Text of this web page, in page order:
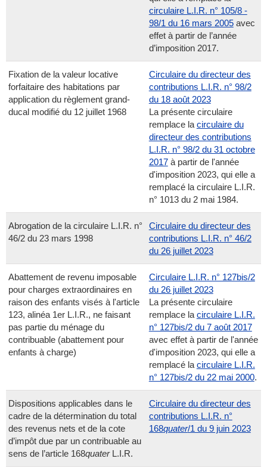
circulaire L.I.R. n° 105/8 -
98/1 du 16 mars 2005avec
effet à partir de l’année
d’imposition 2017.
Fixation de la valeur locative
forfaitaire des habitations par
application du règlement grand-
ducal modifié du 12 juillet 1968
Circulaire du directeur des
contributions L.I.R. n° 98/2
du 18 août 2023
La présente circulaire
remplace la circulaire du
directeur des contributions
L.I.R. n° 98/2 du 31 octobre
2017à partir de l'année
d'imposition 2023, qui elle a
remplacé la circulaire L.I.R.
n° 1013 du 2 mai 1984.
Abrogation de la circulaire L.I.R. n°
46/2 du 23 mars 1998
Circulaire du directeur des
contributions L.I.R. n° 46/2
du 26 juillet 2023
Abattement de revenu imposable
pour charges extraordinaires en
raison des enfants visés à l'article
123, alinéa 1er L.I.R., ne faisant
pas partie du ménage du
contribuable (abattement pour
enfants à charge)
Circulaire L.I.R. n° 127bis/2
du 26 juillet 2023
La présente circulaire
remplace la circulaire L.I.R.
n° 127bis/2 du 7 août 2017
avec effet à partir de l'année
d'imposition 2023, qui elle a
remplacé la circulaire L.I.R.
n° 127bis/2 du 22 mai 2000.
Dispositions applicables dans le
cadre de la détermination du total
des revenus nets et de la cote
d’impôt due par un contribuable au
sens de l’article 168quaterL.I.R.
Circulaire du directeur des
contributions L.I.R. n°
168quater/1 du 9 juin 2023